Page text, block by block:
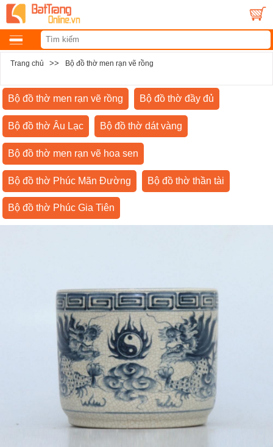
Trang chủ >> Bộ đồ thờ men rạn vẽ rồng
Bộ đồ thờ men rạn vẽ rồng Bộ đồ thờ đầy đủ
Bộ đồ thờ Âu Lạc Bộ đồ thờ dát vàng
Bộ đồ thờ men rạn vẽ hoa sen
Bộ đồ thờ Phúc Mãn Đường Bộ đồ thờ thần tài
Bộ đồ thờ Phúc Gia Tiên